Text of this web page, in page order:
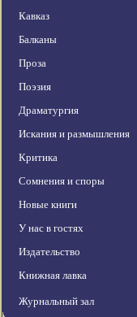
Кавказ
Балканы
Проза
Поэзия
Драматургия
Искания и размышления
Критика
Сомнения и споры
Новые книги
У нас в гостях
Издательство
Книжная лавка
Журнальный зал